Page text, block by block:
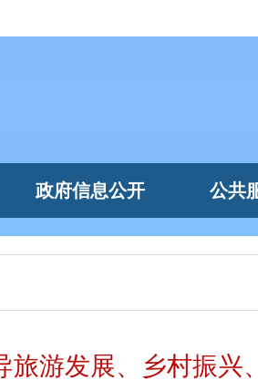
政府信息公开 公共
旅游发展、乡村振兴